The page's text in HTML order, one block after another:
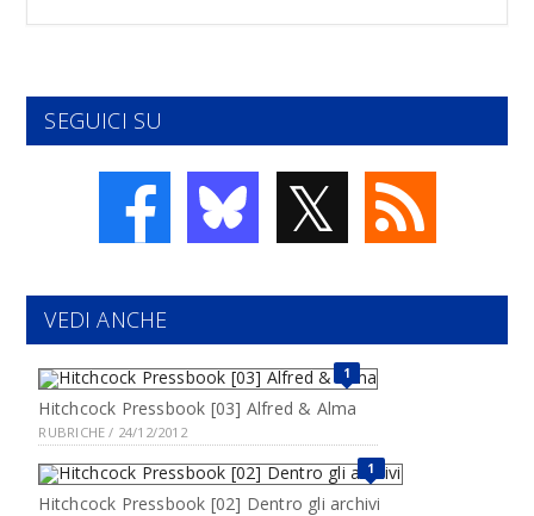
SEGUICI SU
𝕏
VEDI ANCHE
1
Hitchcock Pressbook [03] Alfred & Alma
RUBRICHE / 24/12/2012
1
Hitchcock Pressbook [02] Dentro gli archivi